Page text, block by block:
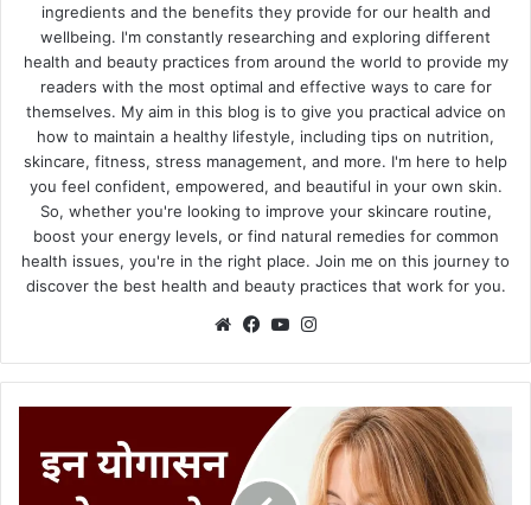
ingredients and the benefits they provide for our health and
wellbeing. I'm constantly researching and exploring different
health and beauty practices from around the world to provide my
readers with the most optimal and effective ways to care for
themselves. My aim in this blog is to give you practical advice on
how to maintain a healthy lifestyle, including tips on nutrition,
skincare, fitness, stress management, and more. I'm here to help
you feel confident, empowered, and beautiful in your own skin.
So, whether you're looking to improve your skincare routine,
boost your energy levels, or find natural remedies for common
health issues, you're in the right place. Join me on this journey to
discover the best health and beauty practices that work for you.
WebsiteFacebook
YouTube
Asanas